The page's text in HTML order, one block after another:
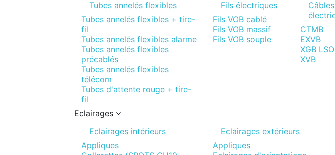
Tubes annelés flexibles
Tubes annelés flexibles + tire-
fil
Tubes annelés flexibles alarme
Tubes annelés flexibles
précablés
Tubes annelés flexibles
télécom
Tubes d'attente rouge + tire-
fil
Fils électriques
Fils VOB cablé
Fils VOB massif
Fils VOB souple
Câbles
CTMB
EXVB
XGB
XVB
Eclairages
Eclairages intérieurs
Appliques
Eclairages extérieurs
Appliques